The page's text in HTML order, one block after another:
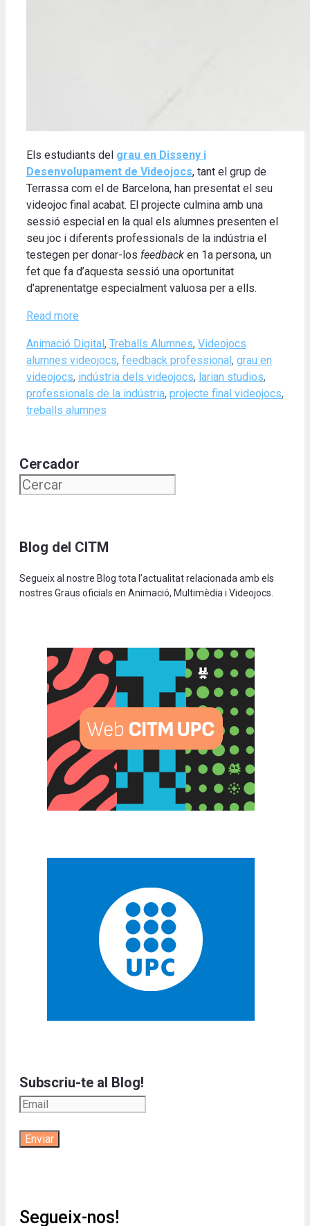
Els estudiants del grau en Disseny i
Desenvolupament de Videojocs, tant el grup de
Terrassa com el de Barcelona, han presentat el seu
videojoc final acabat. El projecte culmina amb una
sessió especial en la qual els alumnes presenten el
seu joc i diferents professionals de la indústria el
testegen per donar-los feedback en 1a persona, un
fet que fa d’aquesta sessió una oportunitat
d’aprenentatge especialment valuosa per a ells.
Read more
Categories
Animació Digital , Treballs Alumnes, Videojocs
alumnes videojocs, feedback professional , grau en
videojocs, indústria dels videojocs, larian studios,
professionals de la indústria, projecte final videojocs,
treballs alumnes
Cercador
Blog del CITM
Segueix al nostre Blog tota l’actualitat relacionada amb els
nostres Graus oficials en Animació, Multimèdia i Videojocs.
Subscriu-te al Blog!
Segueix-nos!